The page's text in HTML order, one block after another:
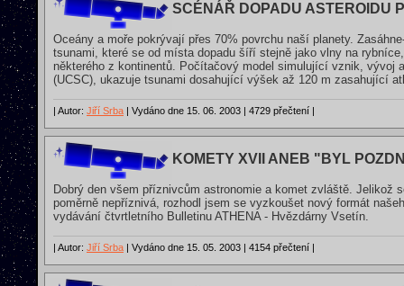
SCÉNÁŘ DOPADU ASTEROIDU
Oceány a moře pokrývají přes 70% povrchu naší planety.
tsunami, které se od místa dopadu šíří stejně jako vlny na
některého z kontinentů. Počítačový model simulující vznik,
(UCSC), ukazuje tsunami dosahující výšek až 120 m zasahující
| Autor: Jiří Srba | Vydáno dne 15. 06. 2003 | 4729 přečtení |
KOMETY XVII ANEB "BYL
Dobrý den všem příznivcům astronomie a komet zvláště. Jelikož
poměrně nepříznivá, rozhodl jsem se vyzkoušet nový formát
vydávání čtvrtletního Bulletinu ATHENA - Hvězdárny Vsetín.
| Autor: Jiří Srba | Vydáno dne 15. 05. 2003 | 4154 přečtení |